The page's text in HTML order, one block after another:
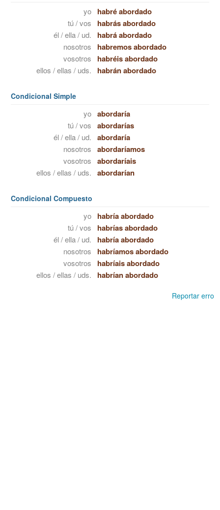
yo habré abordado
tú / vos habrás abordado
él / ella / ud. habrá abordado
nosotros habremos abordado
vosotros habréis abordado
ellos / ellas / uds. habrán abordado
Condicional Simple
yo abordaría
tú / vos abordarías
él / ella / ud. abordaría
nosotros abordaríamos
vosotros abordaríais
ellos / ellas / uds. abordarían
Condicional Compuesto
yo habría abordado
tú / vos habrías abordado
él / ella / ud. habría abordado
nosotros habríamos abordado
vosotros habríais abordado
ellos / ellas / uds. habrían abordado
Reportar erro